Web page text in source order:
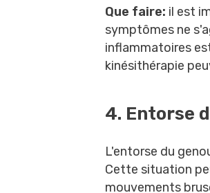
Que faire: il est
symptômes ne
inflammatoires
kinésithérapie
4. Entorse
L'entorse du
Cette situation
mouvements